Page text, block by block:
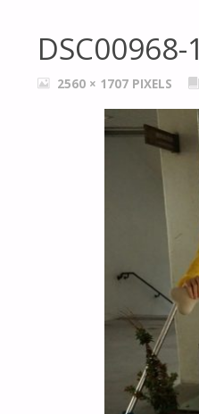
DSC00968-1
FULL2560 × 1707 PIXELS